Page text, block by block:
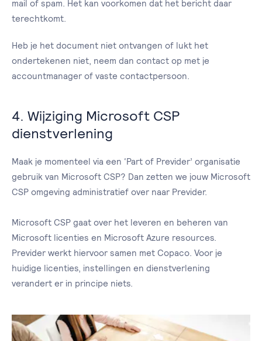
mail of spam. Het kan voorkomen dat het bericht daar
terechtkomt.
Heb je het document niet ontvangen of lukt het
ondertekenen niet, neem dan contact op met je
accountmanager of vaste contactpersoon.
4. Wijziging Microsoft CSP
dienstverlening
Maak je momenteel via een ‘Part of Previder’ organisatie
gebruik van Microsoft CSP? Dan zetten we jouw Microsoft
CSP omgeving administratief over naar Previder.
Microsoft CSP gaat over het leveren en beheren van
Microsoft licenties en Microsoft Azure resources.
Previder werkt hiervoor samen met Copaco. Voor je
huidige licenties, instellingen en dienstverlening
verandert er in principe niets.